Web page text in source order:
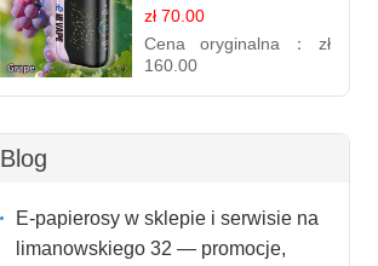
Puff - Winogrono |
Owocowy Smak
zł 70.00
Cena oryginalna： zł
160.00
Blog
E-papierosy w sklepie i serwisie na
limanowskiego 32 — promocje,